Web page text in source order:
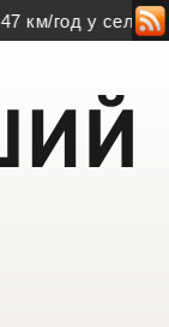
год у селищі біля